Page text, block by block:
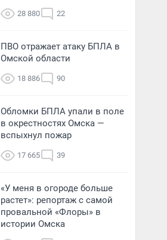
28 880 22
ПВО отражает атаку БПЛА в
Омской области
18 886 90
Обломки БПЛА упали в поле
в окрестностях Омска —
вспыхнул пожар
17 665 39
«У меня в огороде больше
растет»: репортаж с самой
провальной «Флоры» в
истории Омска